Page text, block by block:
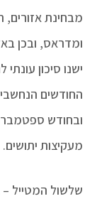
מבחינת אזורים,
ומדראס, ובכן
ישנו סיכון
החודשים
ובחודש ספטמבר
מעקיצות יתושים.
שלשול המטייל